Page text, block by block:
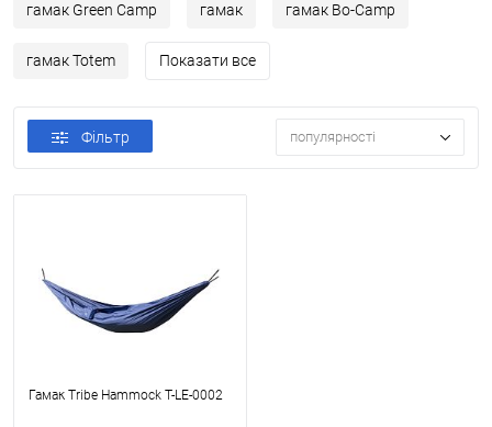
гамак Green Camp гамак гамак Bo-Camp
гамак Totem Показати все
Фільтр популярності
Гамак Tribe Hammock T-LE-0002